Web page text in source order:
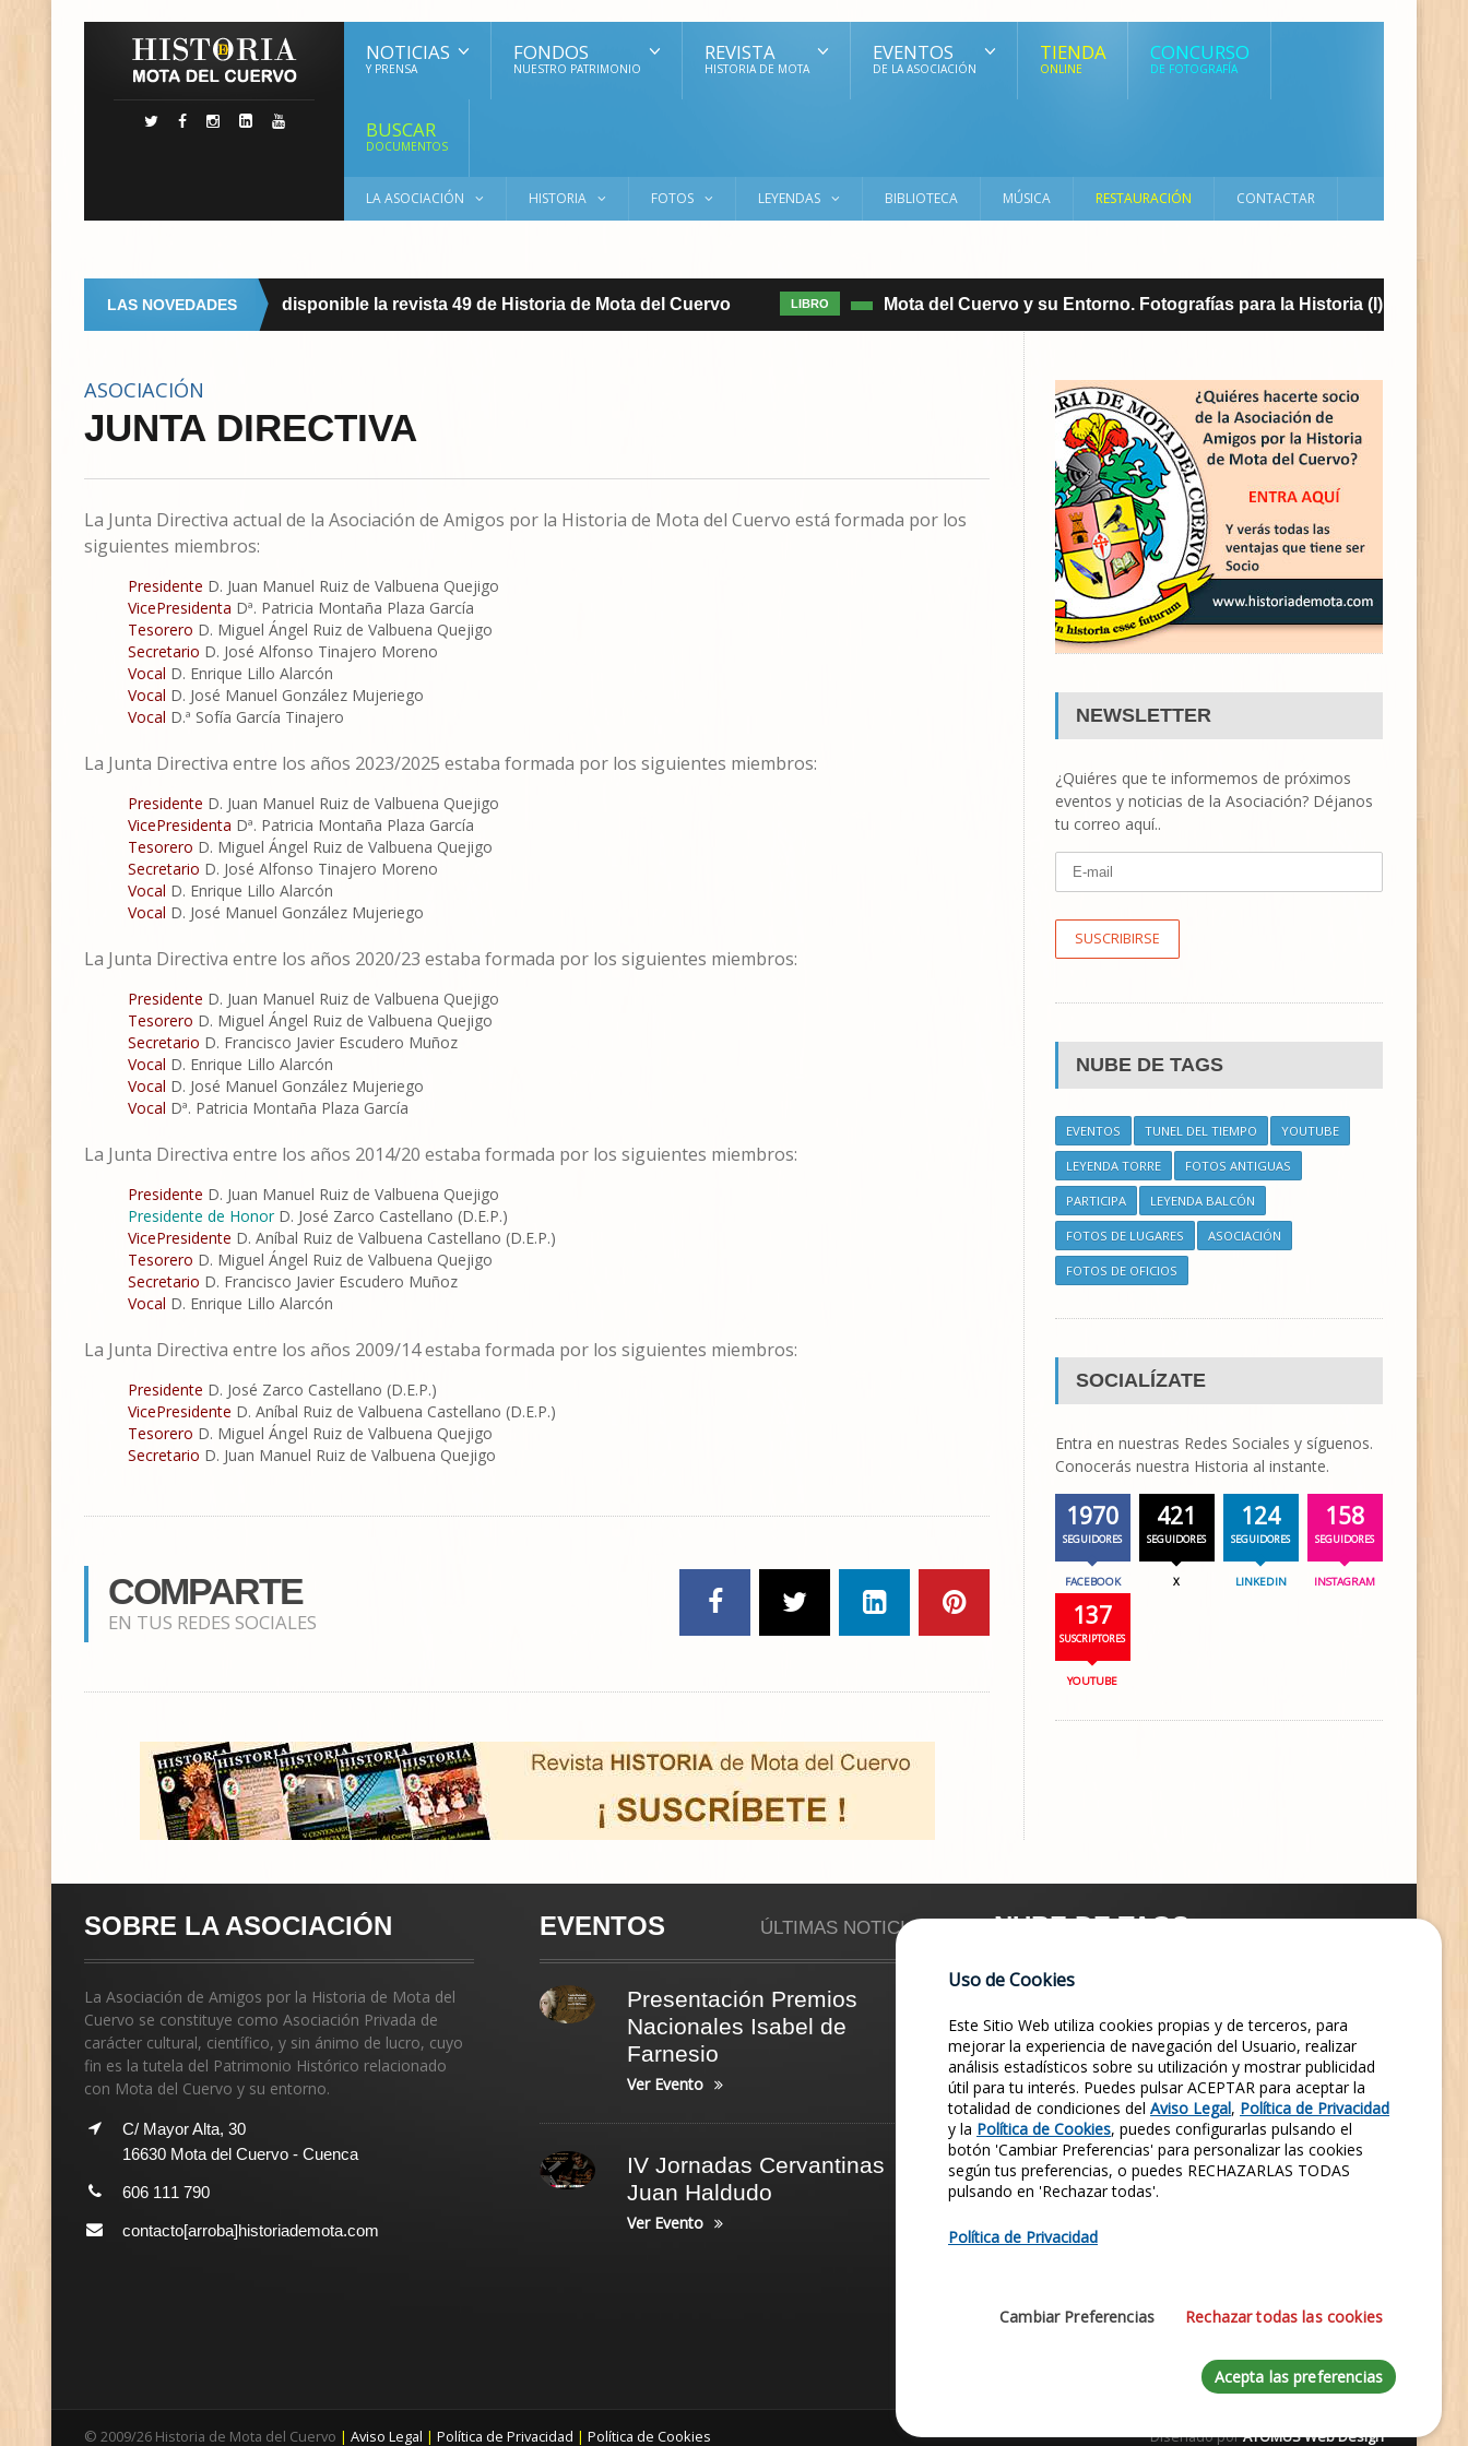
NOTICIAS
Y PRENSA
FONDOS
NUESTRO PATRIMONIO
REVISTA
HISTORIA DE MOTA
EVENTOS
DE LA ASOCIACIÓN
TIENDA
ONLINE
CONCURSO
DE FOTOGRAFÍA
BUSCAR
DOCUMENTOS
LA ASOCIACIÓN HISTORIA FOTOS LEYENDAS BIBLIOTECA MÚSICA RESTAURACIÓN CONTACTAR
LAS NOVEDADES
REVISTA Ya disponible la revista 49 de Historia de Mota del Cuervo LIBRO Mota del Cuervo y su Entorno. Fotografías para la Historia (I)
ASOCIACIÓN
JUNTA DIRECTIVA
La Junta Directiva actual de la Asociación de Amigos por la Historia de Mota del Cuervo está formada por los
siguientes miembros:
Presidente D. Juan Manuel Ruiz de Valbuena Quejigo
VicePresidenta Dª. Patricia Montaña Plaza García
Tesorero D. Miguel Ángel Ruiz de Valbuena Quejigo
Secretario D. José Alfonso Tinajero Moreno
Vocal D. Enrique Lillo Alarcón
Vocal D. José Manuel González Mujeriego
Vocal D.ª Sofía García Tinajero
La Junta Directiva entre los años 2023/2025 estaba formada por los siguientes miembros:
Presidente D. Juan Manuel Ruiz de Valbuena Quejigo
VicePresidenta Dª. Patricia Montaña Plaza García
Tesorero D. Miguel Ángel Ruiz de Valbuena Quejigo
Secretario D. José Alfonso Tinajero Moreno
Vocal D. Enrique Lillo Alarcón
Vocal D. José Manuel González Mujeriego
La Junta Directiva entre los años 2020/23 estaba formada por los siguientes miembros:
Presidente D. Juan Manuel Ruiz de Valbuena Quejigo
Tesorero D. Miguel Ángel Ruiz de Valbuena Quejigo
Secretario D. Francisco Javier Escudero Muñoz
Vocal D. Enrique Lillo Alarcón
Vocal D. José Manuel González Mujeriego
Vocal Dª. Patricia Montaña Plaza García
La Junta Directiva entre los años 2014/20 estaba formada por los siguientes miembros:
Presidente D. Juan Manuel Ruiz de Valbuena Quejigo
Presidente de HonorD. José Zarco Castellano (D.E.P.)
VicePresidente D. Aníbal Ruiz de Valbuena Castellano (D.E.P.)
Tesorero D. Miguel Ángel Ruiz de Valbuena Quejigo
Secretario D. Francisco Javier Escudero Muñoz
Vocal D. Enrique Lillo Alarcón
La Junta Directiva entre los años 2009/14 estaba formada por los siguientes miembros:
Presidente D. José Zarco Castellano (D.E.P.)
VicePresidente D. Aníbal Ruiz de Valbuena Castellano (D.E.P.)
Tesorero D. Miguel Ángel Ruiz de Valbuena Quejigo
Secretario D. Juan Manuel Ruiz de Valbuena Quejigo
COMPARTE
EN TUS REDES SOCIALES
NEWSLETTER
¿Quiéres que te informemos de próximos
eventos y noticias de la Asociación? Déjanos
tu correo aquí..
SUSCRIBIRSE
NUBE DE TAGS
EVENTOS TUNEL DEL TIEMPO YOUTUBE
LEYENDA TORRE FOTOS ANTIGUAS
PARTICIPA LEYENDA BALCÓN
FOTOS DE LUGARES ASOCIACIÓN
FOTOS DE OFICIOS
SOCIALÍZATE
Entra en nuestras Redes Sociales y síguenos.
Conocerás nuestra Historia al instante.
1970
SEGUIDORES
FACEBOOK
421
SEGUIDORES
X
124
SEGUIDORES
LINKEDIN
158
SEGUIDORES
INSTAGRAM
137
SUSCRIPTORES
YOUTUBE
SOBRE LA ASOCIACIÓN
La Asociación de Amigos por la Historia de Mota del
Cuervo se constituye como Asociación Privada de
carácter cultural, científico, y sin ánimo de lucro, cuyo
fin es la tutela del Patrimonio Histórico relacionado
con Mota del Cuervo y su entorno.
C/ Mayor Alta, 30
16630 Mota del Cuervo - Cuenca
606 111 790
contacto[arroba]historiademota.com
EVENTOS ÚLTIMAS NOTICIAS
Presentación Premios
Nacionales Isabel de
Farnesio
Ver Evento
IV Jornadas Cervantinas
Juan Haldudo
Ver Evento
NUBE DE TAGS
FOTOS DE GRUPOS ASOCIACIÓN SUSCRÍBETE
SIGLO XVIII SIGLO XIX REVISTAS LEYENDA TORRE
Entra en nuestras Redes Sociales y síguenos.
Conocerás nuestra Historia al instante.
1970
SEGUIDORES
421
137
SUSCRIPTORES
Diseñado porATOMUS Web Design
© 2009/26 Historia de Mota del Cuervo | Aviso Legal | Política de Privacidad | Política de Cookies
Uso de Cookies
Este Sitio Web utiliza cookies propias y de terceros, para
mejorar la experiencia de navegación del Usuario, realizar
análisis estadísticos sobre su utilización y mostrar publicidad
útil para tu interés. Puedes pulsar ACEPTAR para aceptar la
totalidad de condiciones del Aviso Legal, Política de Privacidad
y la Política de Cookies, puedes configurarlas pulsando el
botón 'Cambiar Preferencias' para personalizar las cookies
según tus preferencias, o puedes RECHAZARLAS TODAS
pulsando en 'Rechazar todas'.
Política de Privacidad
Cambiar Preferencias Rechazar todas las cookies
Acepta las preferencias